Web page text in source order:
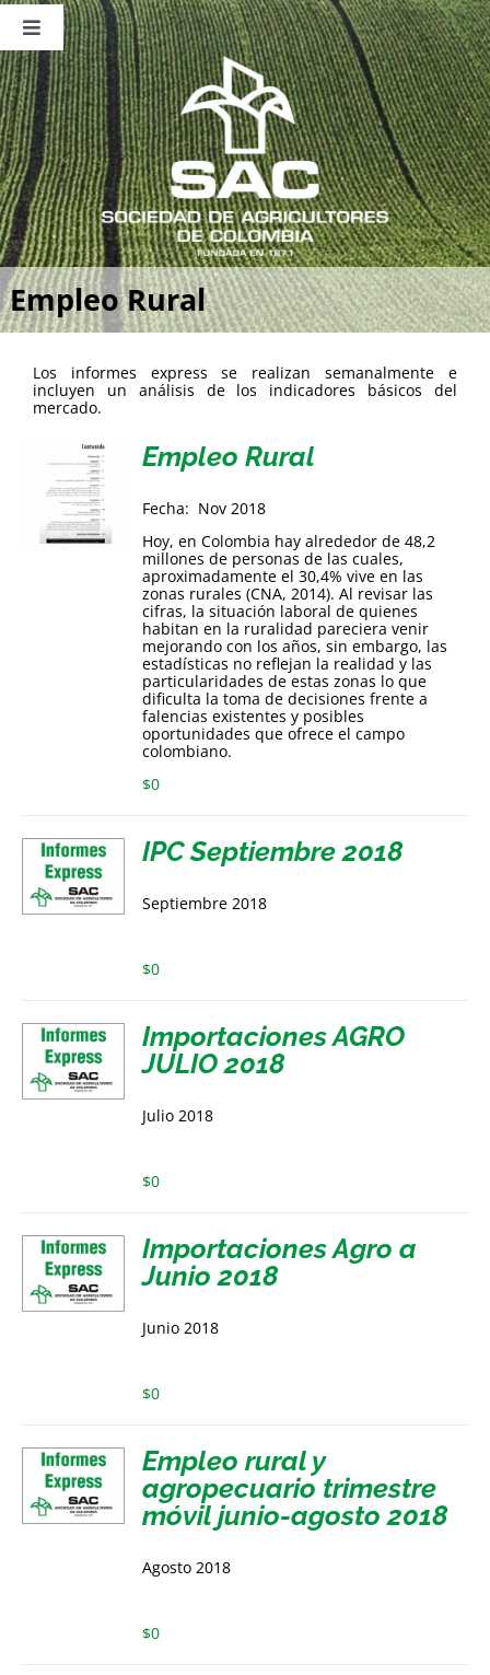
Saltar
contenido
Toggle
Navigation
Nosotros
Publicaciones
Sala de Prensa
Eventos
Empleo Rural
Los informes express se realizan semanalmente e
incluyen un análisis de los indicadores básicos del
mercado.
Empleo Rural
Fecha: Nov 2018
Hoy, en Colombia hay alrededor de 48,2
millones de personas de las cuales,
aproximadamente el 30,4% vive en las
zonas rurales (CNA, 2014). Al revisar las
cifras, la situación laboral de quienes
habitan en la ruralidad pareciera venir
mejorando con los años, sin embargo, las
estadísticas no reflejan la realidad y las
particularidades de estas zonas lo que
dificulta la toma de decisiones frente a
falencias existentes y posibles
oportunidades que ofrece el campo
colombiano.
$0
IPC Septiembre 2018
Septiembre 2018
$0
Importaciones AGRO
JULIO 2018
Julio 2018
$0
Importaciones Agro a
Junio 2018
Junio 2018
$0
Empleo rural y
agropecuario trimestre
móvil junio-agosto 2018
Agosto 2018
$0